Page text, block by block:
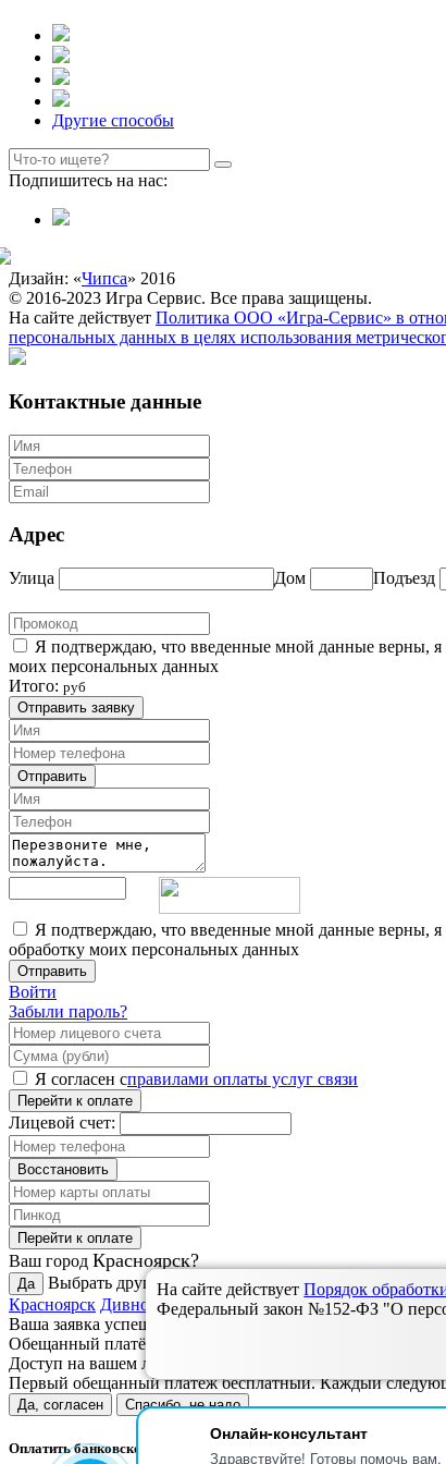
Онлайн-консультант
Здравствуйте! Готовы помочь вам.
Другие способы
Подпишитесь на нас:
Дизайн: «Чипса» 2016
© 2016-2023 Игра Сервис. Все права защищены.
На сайте действует Политика ООО «Игра-Сервис» в
персональных данных в целях использования
Контактные данные
Адрес
Улица Дом Подъезд
Я подтверждаю, что введенные мной данные верны, я
моих персональных данных
Итого: руб
Отправить заявку
Отправить
Я подтверждаю, что введенные мной данные верны, я
обработку моих персональных данных
Отправить
Войти
Забыли пароль?
Я согласен справилами оплаты услуг связи
Перейти к оплате
Лицевой счет:
Восстановить
Перейти к оплате
Ваш город Красноярск?
Да
Выбрать другой:
Красноярск Дивногорск Зеленогорск Назарово Ужур,
Ваша заявка успешно отправлена.
Обещанный платёж доступен только для наших
Доступ на вашем лицевом счете не блокирован.
Первый обещанный платёж бесплатный. Каждый
Да, согласен Спасибо, не надо
Оплатить банковской картой
На сайте действуетПорядок
Федеральный закон №152-ФЗ "О